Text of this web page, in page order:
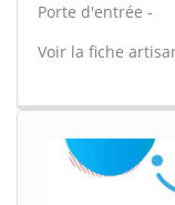
Porte d'entrée -
Voir la fiche